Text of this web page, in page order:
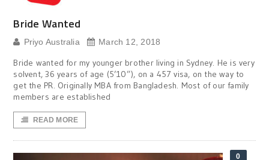
Bride Wanted
Priyo Australia March 12, 2018
Bride wanted for my younger brother living in Sydney. He is very
solvent, 36 years of age (5’10”), on a 457 visa, on the way to
get the PR. Originally MBA from Bangladesh. Most of our family
members are established
READ MORE
0